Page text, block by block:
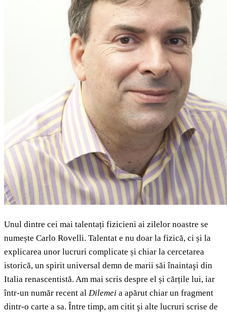
Unul dintre cei mai talentați fizicieni ai zilelor noastre se
numește Carlo Rovelli. Talentat e nu doar la fizică, ci și la
explicarea unor lucruri complicate și chiar la cercetarea
istorică, un spirit universal demn de marii săi înaintaşi din
Italia renascentistă. Am mai scris despre el și cărțile lui, iar
într-un număr recent al Dilemei a apărut chiar un fragment
dintr-o carte a sa. Între timp, am citit şi alte lucruri scrise de